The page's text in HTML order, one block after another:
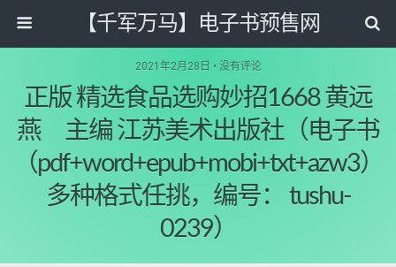
【千军万马】电子书预售网
2021年2月28日 • 没有评论
正版 精选食品选购妙招1668 黄远
燕 主编 江苏美术出版社（电子书
（pdf+word+epub+mobi+txt+azw3）
多种格式任挑，编号： tushu-
0239）